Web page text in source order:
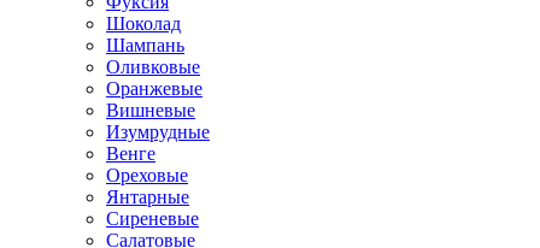
Шоколад
Шампань
Оливковые
Оранжевые
Вишневые
Изумрудные
Венге
Ореховые
Янтарные
Сиреневые
Салатовые